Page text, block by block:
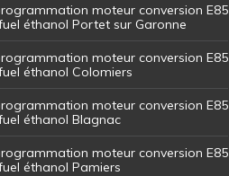
moteur conversion E85
éthanol Portet sur Garonne
moteur conversion E85
éthanol Colomiers
moteur conversion E85
éthanol Blagnac
moteur conversion E85
éthanol Pamiers